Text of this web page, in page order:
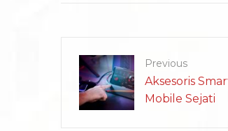
Previous
Aksesoris
Mobile Sejati